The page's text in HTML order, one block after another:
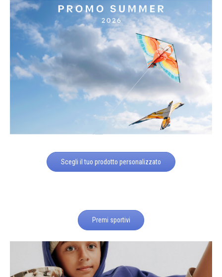
Scegli il tuo prodotto personalizzato
Premi sportivi